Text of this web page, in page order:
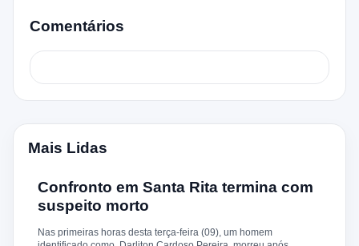
Comentários
Mais Lidas
Confronto em Santa Rita termina com
suspeito morto
Nas primeiras horas desta terça-feira (09), um homem